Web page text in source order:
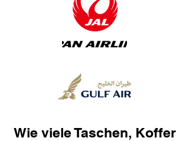
Wie viele Taschen, Koffer